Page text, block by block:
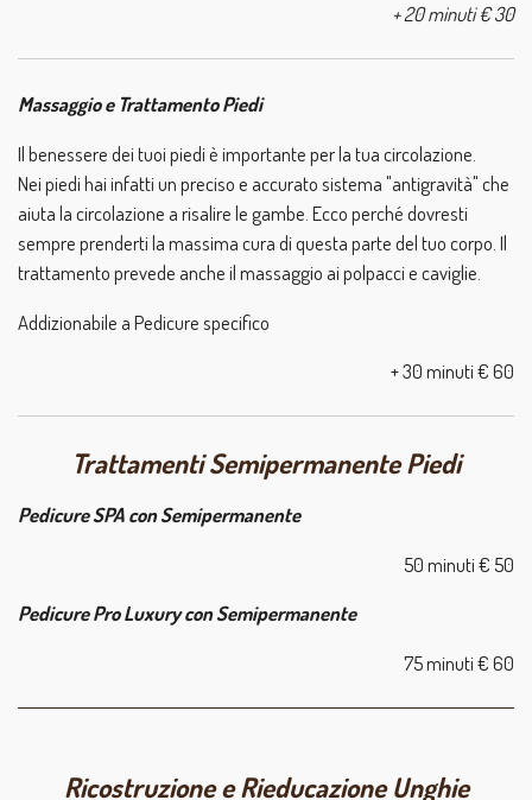
+ 20 minuti € 30
Massaggio e Trattamento Piedi
Il benessere dei tuoi piediè importante per la tua circolazione.
Nei piedi hai infatti un preciso e accurato sistema "antigravità" che
aiuta la circolazione a risalire le gambe. Ecco perché dovresti
sempre prenderti la massima cura di questa parte del tuo corpo. Il
trattamento prevede anche il massaggio ai polpacci e caviglie.
Addizionabile a Pedicure specifico
+ 30 minuti € 60
Trattamenti Semipermanente Piedi
Pedicure SPA con Semipermanente
50 minuti € 50
Pedicure Pro Luxury con Semipermanente
75 minuti € 60
Ricostruzione e Rieducazione Unghie